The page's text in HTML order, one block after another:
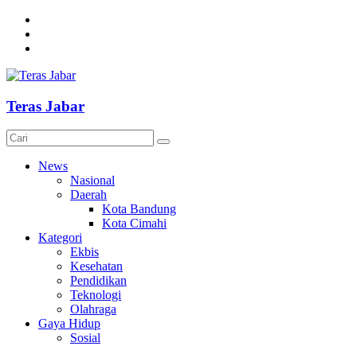
Teras Jabar
News
Nasional
Daerah
Kota Bandung
Kota Cimahi
Kategori
Ekbis
Kesehatan
Pendidikan
Teknologi
Olahraga
Gaya Hidup
Sosial